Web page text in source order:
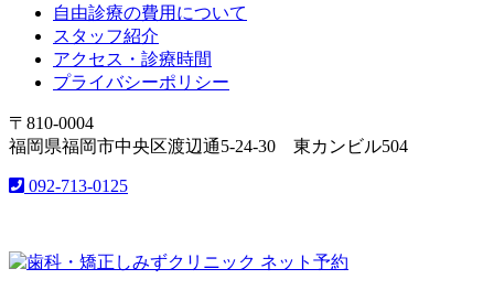
自由診療の費用について
スタッフ紹介
アクセス・診療時間
プライバシーポリシー
〒810-0004
福岡県福岡市中央区渡辺通5-24-30 東カンビル504
092-713-0125